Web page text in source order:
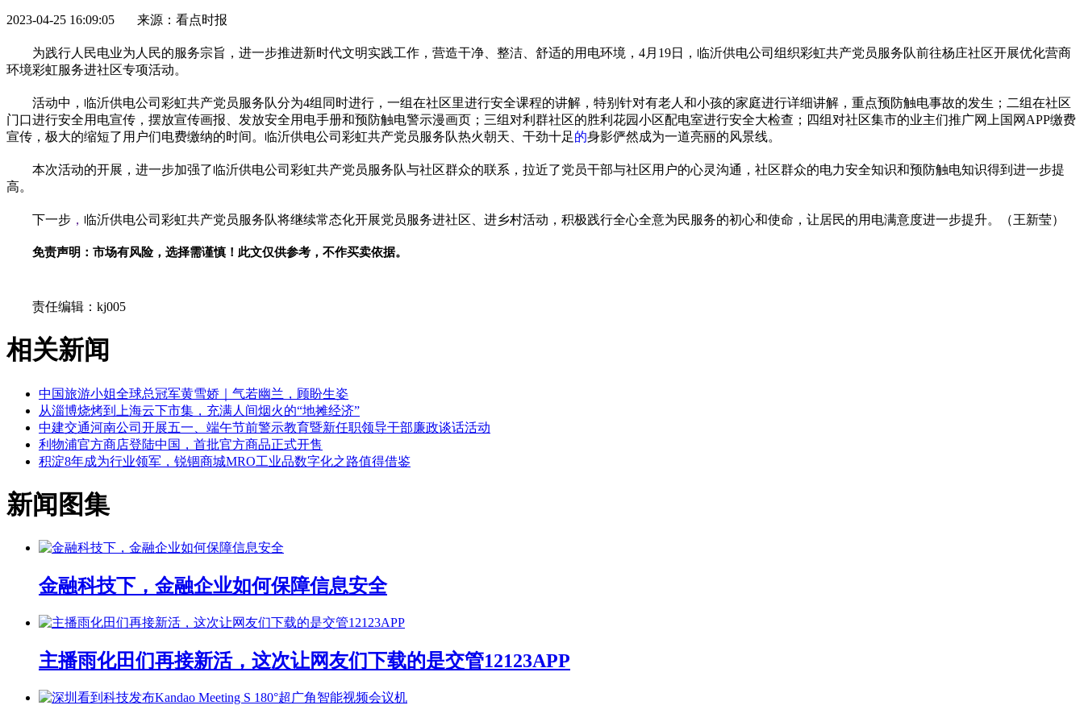
2023-04-25 16:09:05 来源：看点时报
为践行人民电业为人民的服务宗旨，进一步推进新时代文明实践工作，营造干净、整洁、舒适的用电环境，4月19日，临沂供电公司组织彩虹共产党 员服务队前往杨庄社区开展优化营商
环境彩虹服务进社区专项活动。
活动中，临沂供电公司彩虹共产党 员服务队分为4组同时进行，一组在社区里进行安全课程的讲解，特别针对有老人和小孩的家庭进行详细讲解，重点预防触电事故的发生；二组在社区
门口进行安全用电宣传，摆放宣传画报、发放安全用电手册和预防触电警示漫画页；三组对利群社区的胜利花园小区配电室进行安全大检查；四组对社区集市的业主们推广网上国网APP缴费
宣传，极大的缩短了用户们电费缴纳的时间。临沂供电公司彩虹共产党 员服务队热火朝天、干劲十足的身影俨然成为一道亮丽的风景线。
本次活动的开展，进一步加强了临沂供电公司彩虹共产党 员服务队与社区群众的联系，拉近了党员干部与社区用户的心灵沟通，社区群众的电力安全知识和预防触电知识得到进一步提
高。
下一步 ， 临沂供电公司彩虹共产党 员服务队将继续常态化开展党员服务进社区、进乡村活动，积极践行全心全意为民服务的初心和使命，让居民的用电满意度进一步提升。（王新莹）
免责声明：市场有风险，选择需谨慎！此文仅供参考，不作买卖依据。
责任编辑：kj005
相关新闻
中国旅游小姐全球总冠军黄雪娇｜气若幽兰，顾盼生姿
从淄博烧烤到上海云下市集，充满人间烟火的“地摊经济”
中建交通河南公司开展五一、端午节前警示教育暨新任职领导干部廉政谈话活动
利物浦官方商店登陆中国，首批官方商品正式开售
积淀8年成为行业领军，锐锢商城MRO工业品数字化之路值得借鉴
新闻图集
金融科技下，金融企业如何保障信息安全
主播雨化田们再接新活，这次让网友们下载的是交管12123APP